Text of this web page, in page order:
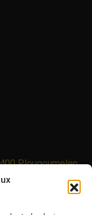
Plougoumelen